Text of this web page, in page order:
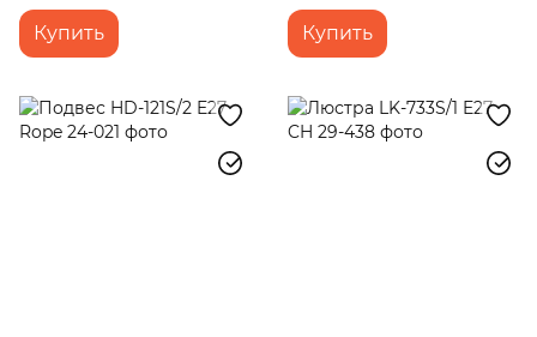
Купить Купить